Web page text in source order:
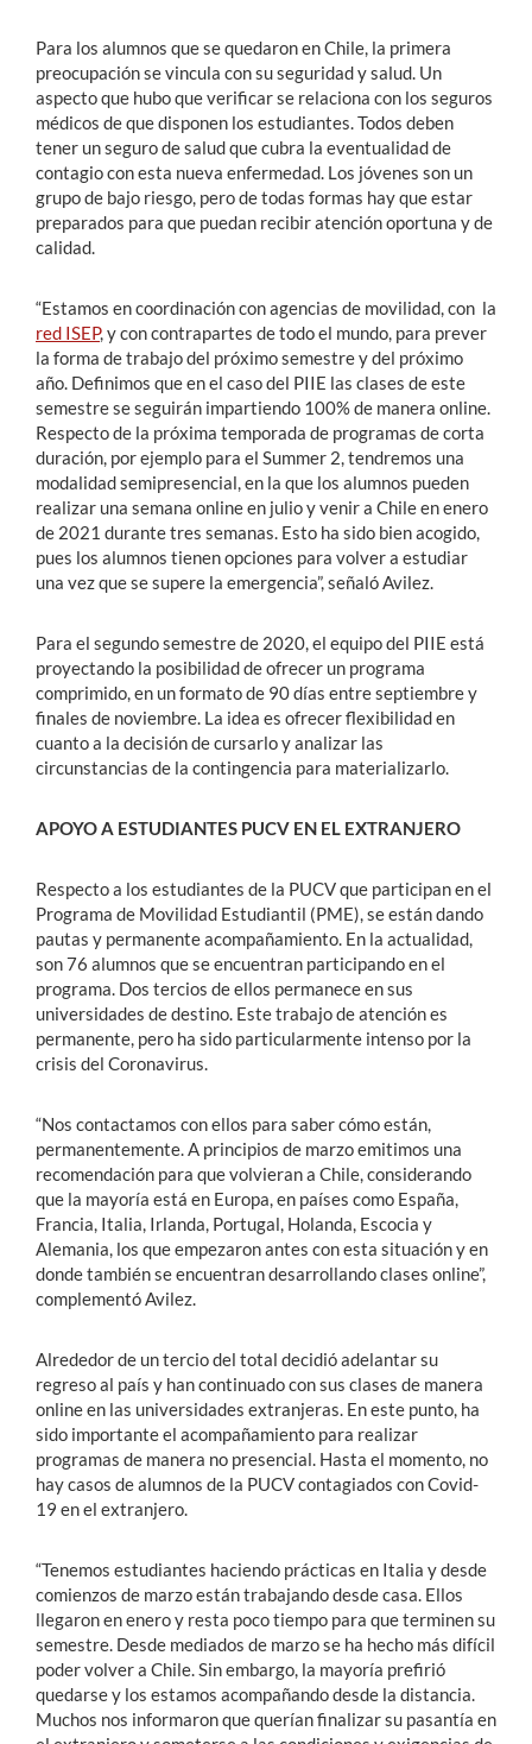
Para los alumnos que se quedaron en Chile, la primera
preocupación se vincula con su seguridad y salud. Un
aspecto que hubo que verificar se relaciona con los seguros
médicos de que disponen los estudiantes. Todos deben
tener un seguro de salud que cubra la eventualidad de
contagio con esta nueva enfermedad. Los jóvenes son un
grupo de bajo riesgo, pero de todas formas hay que estar
preparados para que puedan recibir atención oportuna y de
calidad.
“Estamos en coordinación con agencias de movilidad, con la
red ISEP, y con contrapartes de todo el mundo, para prever
la forma de trabajo del próximo semestre y del próximo
año. Definimos que en el caso del PIIE las clases de este
semestre se seguirán impartiendo 100% de manera online.
Respecto de la próxima temporada de programas de corta
duración, por ejemplo para el Summer 2, tendremos una
modalidad semipresencial, en la que los alumnos pueden
realizar una semana online en julio y venir a Chile en enero
de 2021 durante tres semanas. Esto ha sido bien acogido,
pues los alumnos tienen opciones para volver a estudiar
una vez que se supere la emergencia”, señaló Avilez.
Para el segundo semestre de 2020, el equipo del PIIE está
proyectando la posibilidad de ofrecer un programa
comprimido, en un formato de 90 días entre septiembre y
finales de noviembre. La idea es ofrecer flexibilidad en
cuanto a la decisión de cursarlo y analizar las
circunstancias de la contingencia para materializarlo.
APOYO A ESTUDIANTES PUCV EN EL EXTRANJERO
Respecto a los estudiantes de la PUCV que participan en el
Programa de Movilidad Estudiantil (PME), se están dando
pautas y permanente acompañamiento. En la actualidad,
son 76 alumnos que se encuentran participando en el
programa. Dos tercios de ellos permanece en sus
universidades de destino. Este trabajo de atención es
permanente, pero ha sido particularmente intenso por la
crisis del Coronavirus.
“Nos contactamos con ellos para saber cómo están,
permanentemente. A principios de marzo emitimos una
recomendación para que volvieran a Chile, considerando
que la mayoría está en Europa, en países como España,
Francia, Italia, Irlanda, Portugal, Holanda, Escocia y
Alemania, los que empezaron antes con esta situación y en
donde también se encuentran desarrollando clases online”,
complementó Avilez.
Alrededor de un tercio del total decidió adelantar su
regreso al país y han continuado con sus clases de manera
online en las universidades extranjeras. En este punto, ha
sido importante el acompañamiento para realizar
programas de manera no presencial. Hasta el momento, no
hay casos de alumnos de la PUCV contagiados con Covid-
19 en el extranjero.
“Tenemos estudiantes haciendo prácticas en Italia y desde
comienzos de marzo están trabajando desde casa. Ellos
llegaron en enero y resta poco tiempo para que terminen su
semestre. Desde mediados de marzo se ha hecho más difícil
poder volver a Chile. Sin embargo, la mayoría prefirió
quedarse y los estamos acompañando desde la distancia.
Muchos nos informaron que querían finalizar su pasantía en